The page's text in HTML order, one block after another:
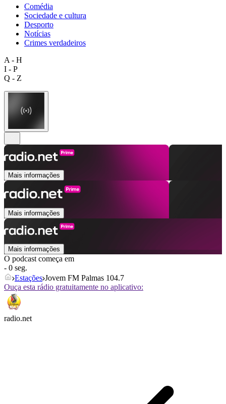
Comédia
Sociedade e cultura
Desporto
Notícias
Crimes verdadeiros
A - H
I - P
Q - Z
Mais informações
Mais informações
Mais informações
O podcast começa em
- 0 seg.
Estações Jovem FM Palmas 104.7
Ouça esta rádio gratuitamente no aplicativo:
radio.net